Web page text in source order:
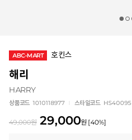
ABC-MART 호킨스
해리
HARRY
상품코드 1010118977 스타일코드 HS40095
49,000원 29,000원 [40%]